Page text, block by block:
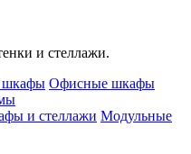
и стеллажи.
шкафы Офисные шкафы
и стеллажи Модульные